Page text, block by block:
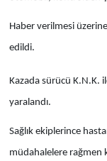
Haber verilmesi
edildi.
Kazada sürücü K.N.K.
yaralandı.
Sağlık ekiplerince
müdahalelere rağmen